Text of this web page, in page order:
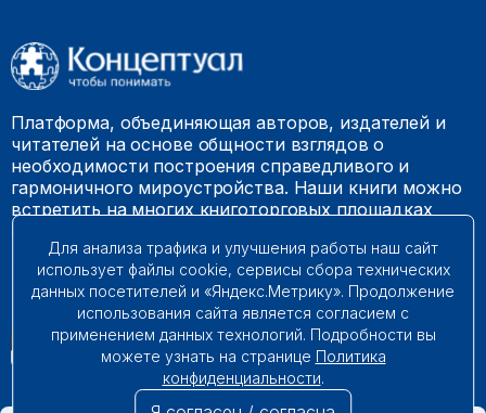
Платформа, объединяющая авторов, издателей и
читателей на основе общности взглядов о
необходимости построения справедливого и
гармоничного мироустройства. Наши книги можно
встретить на многих книготорговых площадках
© 2009 – 2026. Все права защищены.
Для анализа трафика и улучшения работы наш сайт
использует файлы cookie, сервисы сбора технических
данных посетителей и «Яндекс.Метрику». Продолжение
использования сайта является согласием с
применением данных технологий. Подробности вы
можете узнать на странице Политика
конфиденциальности.